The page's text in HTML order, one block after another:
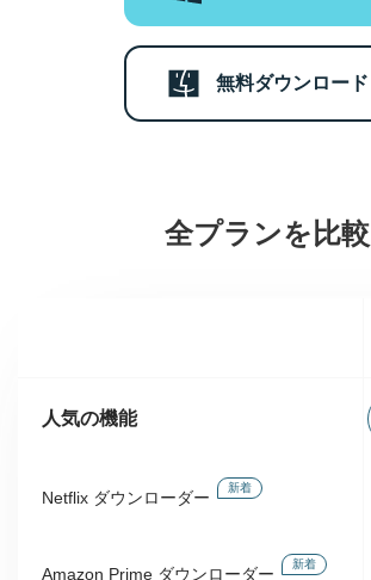
無料ダウンロード
全プランを比較
人気の機能
Netflix ダウンローダー
新着
Amazon Prime ダウンローダー
新着